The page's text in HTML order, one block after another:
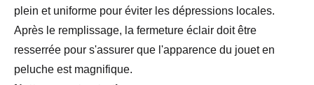
plein et uniforme pour éviter les dépressions locales.
Après le remplissage, la fermeture éclair doit être
resserrée pour s'assurer que l'apparence du jouet en
peluche est magnifique.